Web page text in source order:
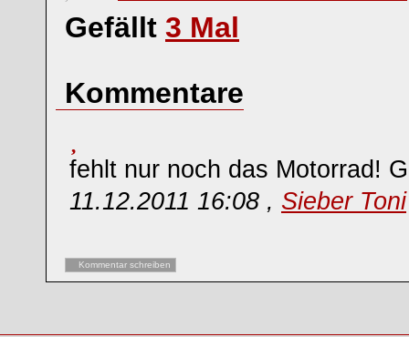
Gefällt 3 Mal
Kommentare
fehlt nur noch das Motorrad!
11.12.2011 16:08 , Sieber Toni
Kommentar schreiben